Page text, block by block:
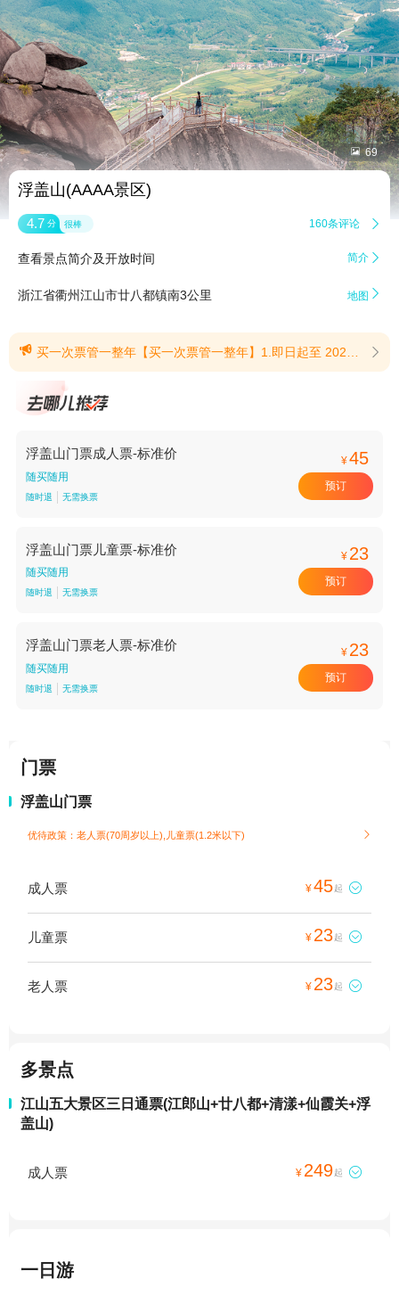
 69
浮盖山(AAAA景区)
4.7 分 很棒 160条评论 
查看景点简介及开放时间 简介 
浙江省衢州江山市廿八都镇南3公里 地图 
 买一次票管一整年【买一次票管一整年】1.即日起至 2027年5月18日，游客凭实名购票并完成入园后即可畅享活动期内游玩权益。所有权益仅限本人实名核验使用，请勿转借他人。倡导文明游览，乐享美好旅途！2.激活后至2027年5月18日，凭本人身份证可全年不限次畅玩。(提示有效期2026/5/22至2027/5/18) 
浮盖山门票成人票-标准价
随买随用
随时退 无需换票
¥45
预订
浮盖山门票儿童票-标准价
随买随用
随时退 无需换票
¥ 23
预订
浮盖山门票老人票-标准价
随买随用
随时退 无需换票
¥ 23
预订
门票
浮盖山门票
优待政策：老人票(70周岁以上),儿童票(1.2米以下) 
成人票 ¥45起 
儿童票 ¥ 23起 
老人票 ¥ 23起 
多景点
江山五大景区三日通票(江郎山+廿八都+清漾+仙霞关+浮
盖山)
成人票 ¥ 249起 
一日游
